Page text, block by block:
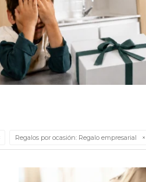
Regalos por ocasión: Regalo empresarial